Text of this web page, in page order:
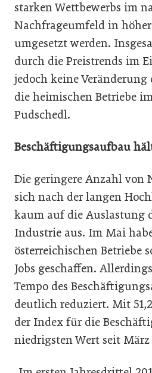
starken Wettbewerbs im
Nachfrageumfeld in
umgesetzt werden.
durch die Preistrends im
jedoch keine
die heimischen Betriebe
Pudschedl.
Beschäftigungsaufbau
Die geringere Anzahl von
sich nach der langen
kaum auf die Auslastung
Industrie aus. Im Mai
österreichischen Betriebe
Jobs geschaffen.
Tempo des
deutlich reduziert. Mit
der Index für die
niedrigsten Wert seit März